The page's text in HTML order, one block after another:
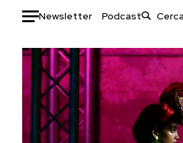
Newsletter Podcast
HOME
Italia
Mondo